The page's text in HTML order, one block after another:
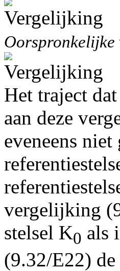
Het traject
aan deze
eveneens niet
vergelijking
stelsel K0 als
(9.32/E22)